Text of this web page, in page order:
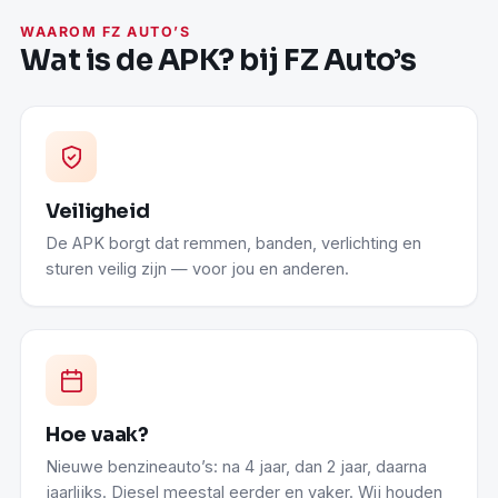
WAAROM FZ AUTO’S
Wat is de APK? bij FZ Auto’s
Veiligheid
De APK borgt dat remmen, banden, verlichting en
sturen veilig zijn — voor jou en anderen.
Hoe vaak?
Nieuwe benzineauto’s: na 4 jaar, dan 2 jaar, daarna
jaarlijks. Diesel meestal eerder en vaker. Wij houden